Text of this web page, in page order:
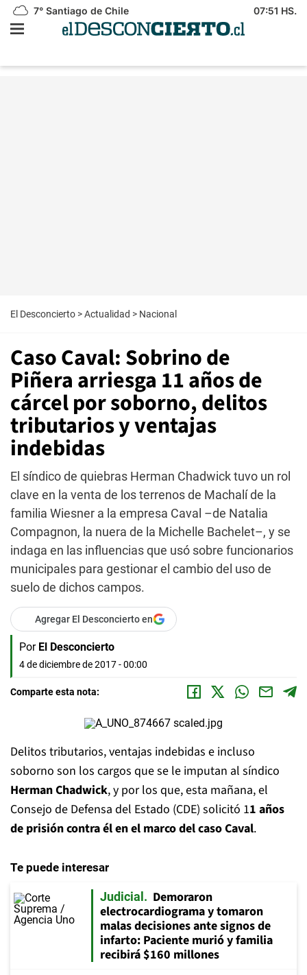
7° Santiago de Chile 07:51 HS.
El Desconcierto >Actualidad > Nacional
Caso Caval: Sobrino de
Piñera arriesga 11 años de
cárcel por soborno, delitos
tributarios y ventajas
indebidas
El síndico de quiebras Herman Chadwick tuvo un rol
clave en la venta de los terrenos de Machalí de la
familia Wiesner a la empresa Caval –de Natalia
Compagnon, la nuera de la Michelle Bachelet–, y se
indaga en las influencias que usó sobre funcionarios
municipales para gestionar el cambio del uso de
suelo de dichos campos.
Agregar El Desconcierto en
Por El Desconcierto
4 de diciembre de 2017 - 00:00
Comparte esta nota:
Delitos tributarios, ventajas indebidas e incluso
soborno son los cargos que se le imputan al síndico
Herman Chadwick, y por los que, esta mañana, el
Consejo de Defensa del Estado (CDE) solicitó 11 años
de prisión contra él en el marco del caso Caval.
Te puede interesar
Judicial
Demoraron
electrocardiograma y tomaron
malas decisiones ante signos de
infarto: Paciente murió y familia
recibirá $160 millones